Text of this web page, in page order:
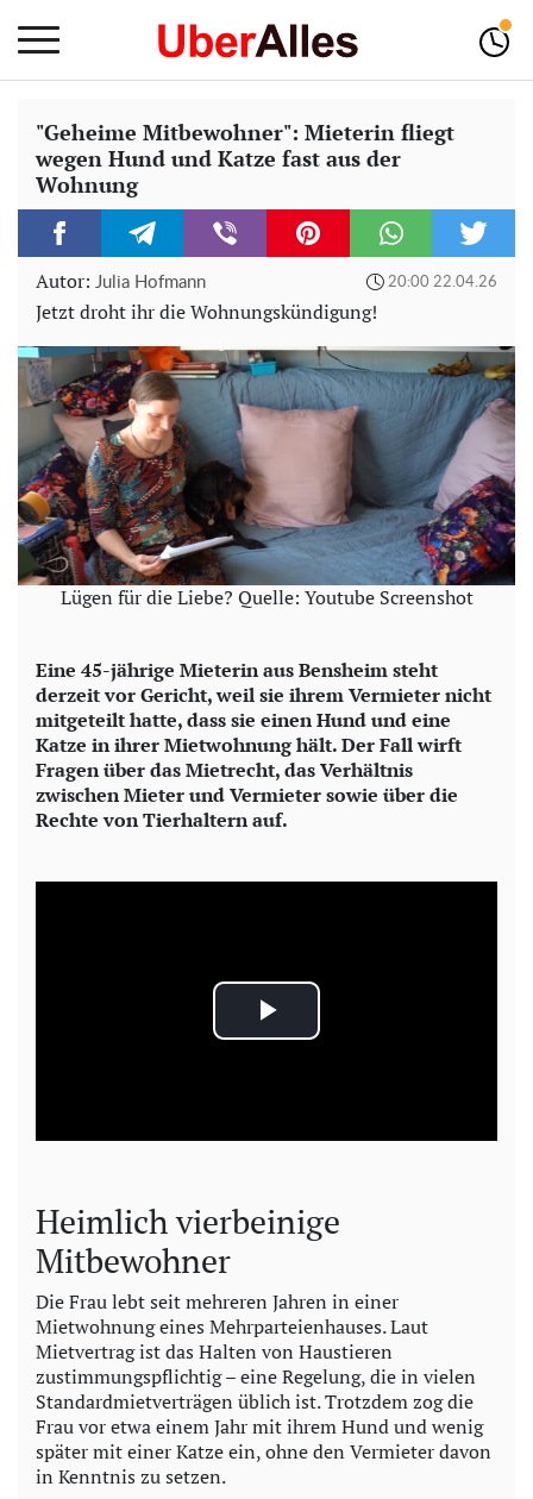
"Geheime Mitbewohner": Mieterin fliegt
wegen Hund und Katze fast aus der
Wohnung
Autor: Julia Hofmann 20:00 22.04.26
Jetzt droht ihr die Wohnungskündigung!
Lügen für die Liebe? Quelle: Youtube Screenshot
Eine 45-jährige Mieterin aus Bensheim steht
derzeit vor Gericht, weil sie ihrem Vermieter nicht
mitgeteilt hatte, dass sie einen Hund und eine
Katze in ihrer Mietwohnung hält. Der Fall wirft
Fragen über das Mietrecht, das Verhältnis
zwischen Mieter und Vermieter sowie über die
Rechte von Tierhaltern auf.
P
a
i
d
e
o
Heimlich vierbeinige
Mitbewohner
Die Frau lebt seit mehreren Jahren in einer
Mietwohnung eines Mehrparteienhauses. Laut
Mietvertrag ist das Halten von Haustieren
zustimmungspflichtig – eine Regelung, die in vielen
Standardmietverträgen üblich ist. Trotzdem zog die
Frau vor etwa einem Jahr mit ihrem Hund und wenig
später mit einer Katze ein, ohne den Vermieter davon
in Kenntnis zu setzen.